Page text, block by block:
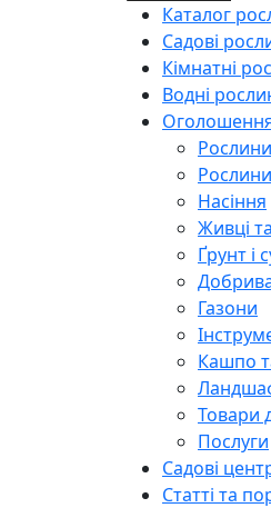
Каталог
Садові
Кімнатні
Водні
Насіння
Живці
Ґрунт і
Газони
Кашпо
Товари
Послуги
Садові
Статті та